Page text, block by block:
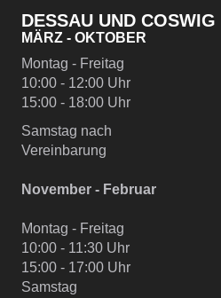
DESSAU UND COSWIG
MÄRZ - OKTOBER
Montag - Freitag
10:00 - 12:00 Uhr
15:00 - 18:00 Uhr
Samstag nach
Vereinbarung
November - Februar
Montag - Freitag
10:00 - 11:30 Uhr
15:00 - 17:00 Uhr
Samstag